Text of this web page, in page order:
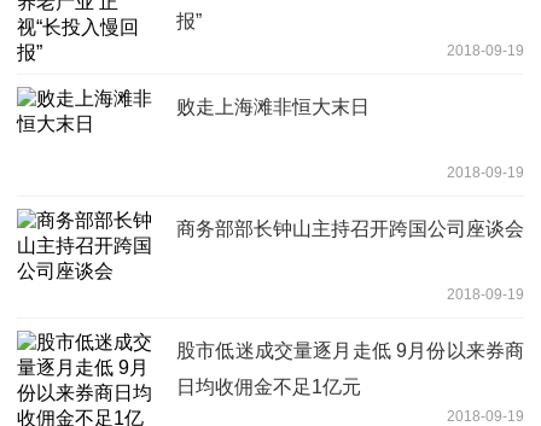
报”
2018-09-19
败走上海滩非恒大末日
2018-09-19
商务部部长钟山主持召开跨国公司座谈会
2018-09-19
股市低迷成交量逐月走低 9月份以来券商
日均收佣金不足1亿元
2018-09-19